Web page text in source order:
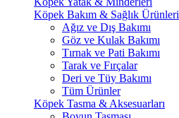
Köpek Bakım & Sağlık Ürünleri
Ağız ve Dış Bakımı
Göz ve Kulak Bakımı
Tırnak ve Pati Bakımı
Tarak ve Fırçalar
Deri ve Tüy Bakımı
Tüm Ürünler
Köpek Tasma & Aksesuarları